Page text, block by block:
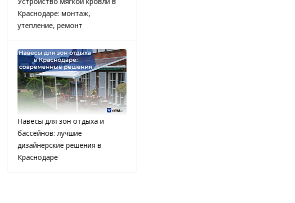
Краснодаре: монтаж,
утепление, ремонт
Навесы для зон отдыха и
бассейнов: лучшие
дизайнерские решения в
Краснодаре